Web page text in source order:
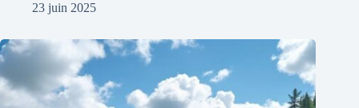
23 juin 2025